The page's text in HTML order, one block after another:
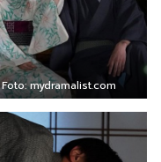
Foto: mydramalist.com